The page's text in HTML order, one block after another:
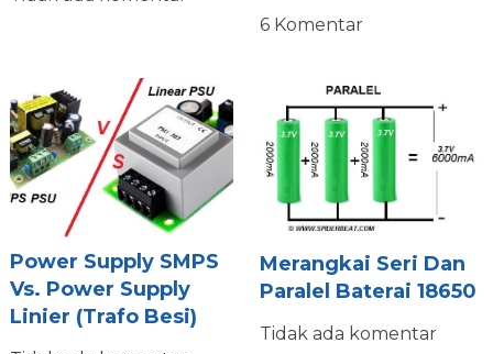
6 Komentar
Power Supply SMPS
Vs. Power Supply
Linier (Trafo Besi)
Merangkai Seri Dan
Paralel Baterai 18650
Tidak ada komentar